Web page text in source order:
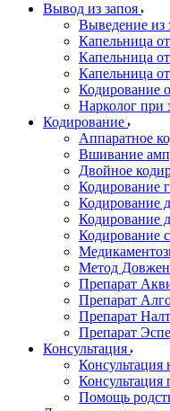
Вывод из запоя
Выведение из
Капельница
Капельница
Капельница
Кодирование
Нарколог при
Кодирование
Аппаратное
Вшивание
Двойное
Кодирование
Кодирование
Кодирование
Кодирование
Метод
Препарат
Препарат
Препарат
Препарат
Консультация
Консультация
Консультация
Помощь